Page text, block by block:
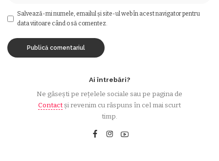
Salvează-mi numele, emailul și site-ul web în acest navigator pentru
data viitoare când o să comentez.
Ai întrebări?
Ne găsești pe rețelele sociale sau pe pagina de
Contactși revenim cu răspuns în cel mai scurt
timp.